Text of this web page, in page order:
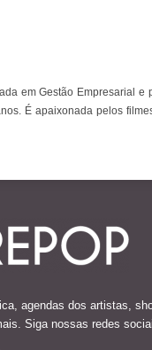
em Gestão Empresarial e
É apaixonada pelos
agendas dos artistas,
Siga nossas redes